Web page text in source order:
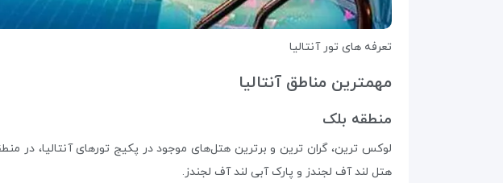
تعرفه های تور آنتالیا
مهمترین مناطق آنتالیا
منطقه بلک
لوکس ترین، گران ترین و برترین هتل‌های موجود در پکیج تورهای آنتالیا، در
هتل لند آف لجندز و پارک آبی لند آف لجندز.